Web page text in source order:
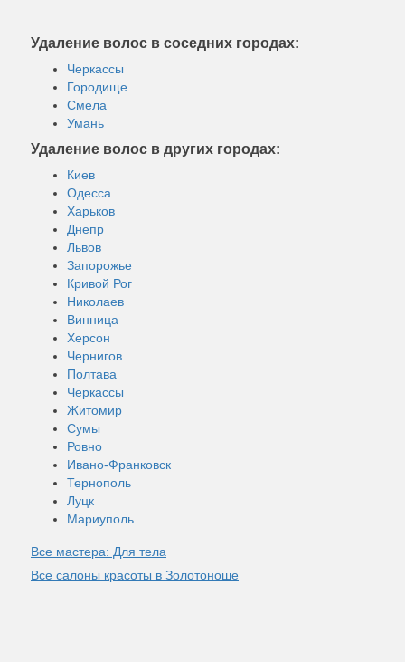
Удаление волос в соседних городах:
Черкассы
Городище
Смела
Умань
Удаление волос в других городах:
Киев
Одесса
Харьков
Днепр
Львов
Запорожье
Кривой Рог
Николаев
Винница
Херсон
Чернигов
Полтава
Черкассы
Житомир
Сумы
Ровно
Ивано-Франковск
Тернополь
Луцк
Мариуполь
Все мастера: Для тела
Все салоны красоты в Золотоноше